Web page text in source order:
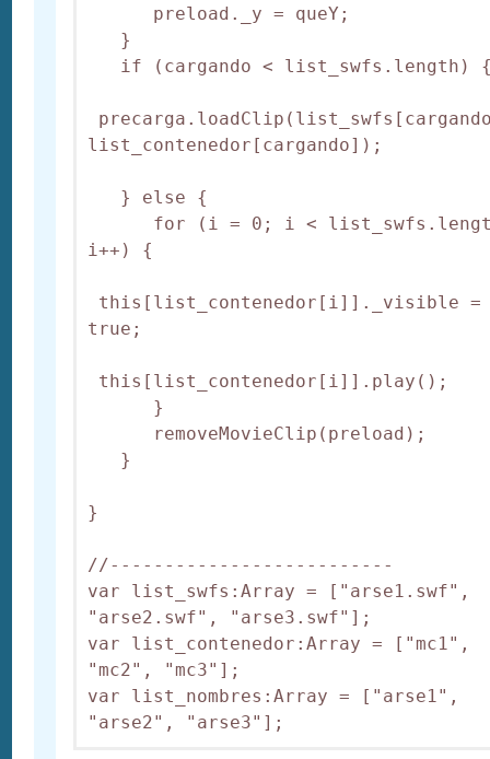
preload._y = queY;
}
if (cargando < list_swfs.length)
list_contenedor[cargando]);
} else {
for (i = 0; i <
i++) {
this[list_contenedor[i]]._visible =
true;
this[list_contenedor[i]].play();
}
removeMovieClip(preload);
}
}
//--------------------------
var list_swfs:Array = ["arse1.swf",
"arse2.swf", "arse3.swf"];
var list_contenedor:Array = ["mc1",
"mc2", "mc3"];
var list_nombres:Array = ["arse1",
"arse2", "arse3"];